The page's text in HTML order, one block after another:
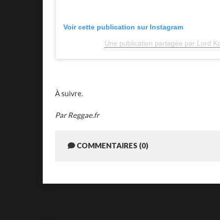
Voir cette publication sur Instagram
Une publication partagée par Lord
À suivre.
Par Reggae.fr
COMMENTAIRES (0)